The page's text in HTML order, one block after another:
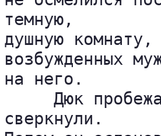
темную,
душную
возбужденных
на него.
Дюк
сверкнули.